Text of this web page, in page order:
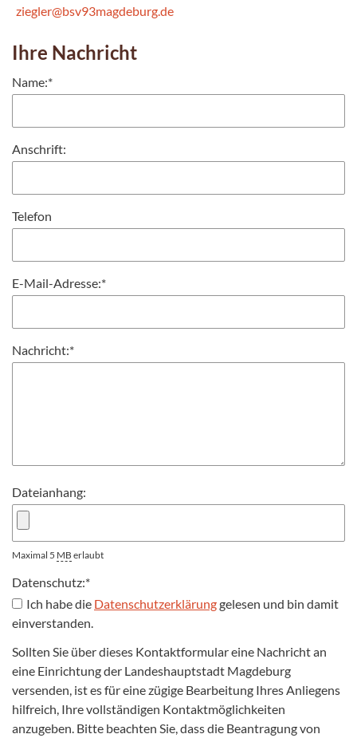
ziegler@bsv93magdeburg.de
Ihre Nachricht
Name:*
Anschrift:
Telefon
E-Mail-Adresse:*
Nachricht:*
Dateianhang:
Maximal 5 MB erlaubt
Datenschutz:*
Ich habe die Datenschutzerklärunggelesen und bin damit
einverstanden.
Sollten Sie über dieses Kontaktformular eine Nachricht an
eine Einrichtung der Landeshauptstadt Magdeburg
versenden, ist es für eine zügige Bearbeitung Ihres Anliegens
hilfreich, Ihre vollständigen Kontaktmöglichkeiten
anzugeben. Bitte beachten Sie, dass die Beantragung von